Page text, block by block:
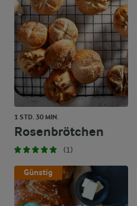
1 STD. 30 MIN.
Rosenbrötchen
(1)
Günstig